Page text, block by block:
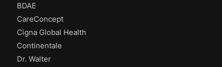
BDAE
CareConcept
Cigna Global Health
Continentale
Dr. Walter